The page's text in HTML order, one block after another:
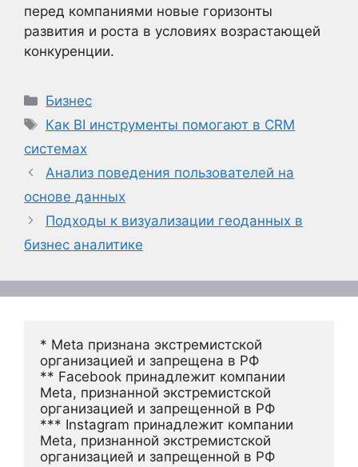
перед компаниями новые горизонты
развития и роста в условиях возрастающей
конкуренции.
Рубрики
Бизнес
Метки
Как BI инструменты помогают в CRM
системах
Анализ поведения пользователей на
основе данных
Подходы к визуализации геоданных в
бизнес аналитике
* Meta признана экстремистской
организацией и запрещена в РФ
** Facebook принадлежит компании
Meta, признанной экстремистской
организацией и запрещенной в РФ
*** Instagram принадлежит компании
Meta, признанной экстремистской
организацией и запрещенной в РФ